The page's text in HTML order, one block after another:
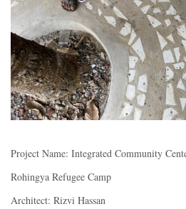
Project Name: Integrated Community
Rohingya Refugee Camp
Architect: Rizvi Hassan